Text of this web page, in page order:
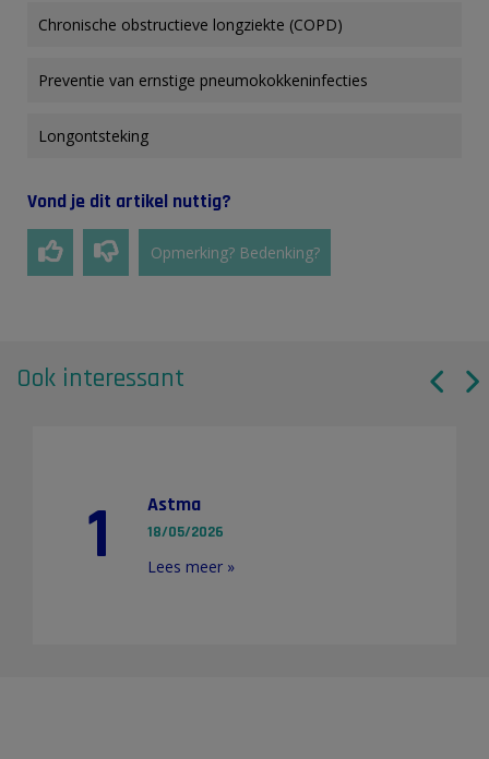
Chronische obstructieve longziekte (COPD)
Preventie van ernstige pneumokokkeninfecties
Longontsteking
Vond je dit artikel nuttig?
Opmerking? Bedenking?
Ook interessant
1 Astma
18/05/2026
Lees meer »